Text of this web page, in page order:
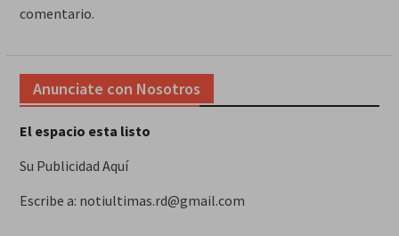
comentario.
Anunciate con Nosotros
El espacio esta listo
Su Publicidad Aquí
Escribe a: notiultimas.rd@gmail.com